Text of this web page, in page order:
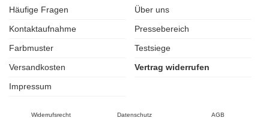
Häufige Fragen
Über uns
Kontaktaufnahme
Pressebereich
Farbmuster
Testsiege
Versandkosten
Vertrag widerrufen
Impressum
Widerrufsrecht Datenschutz AGB